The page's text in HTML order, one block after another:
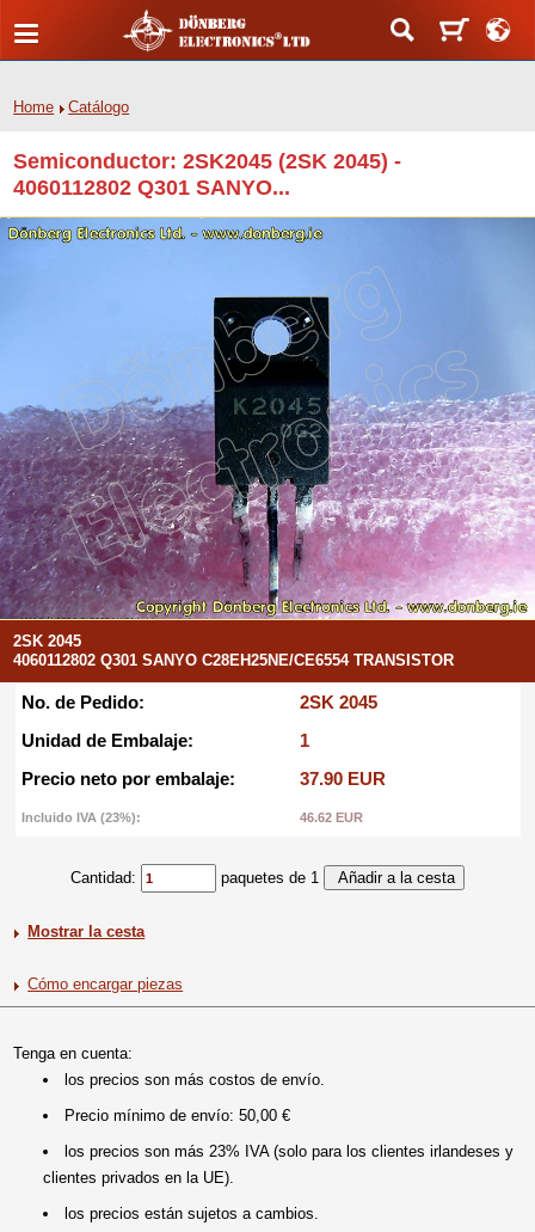
Home Catálogo
Semiconductor: 2SK2045 (2SK 2045) -
4060112802 Q301 SANYO...
2SK 2045
4060112802 Q301 SANYO C28EH25NE/CE6554 TRANSISTOR
No. de Pedido:
2SK 2045
Unidad de Embalaje:
1
Precio neto por embalaje:
37.90 EUR
Incluido IVA (23%): 46.62 EUR
Cantidad: paquetes de 1
Mostrar la cesta
Cómo encargar piezas
Tenga en cuenta:
los precios son más costos de envío.
Precio mínimo de envío: 50,00 €
los precios son más 23% IVA (solo para los clientes irlandeses y
clientes privados en la UE).
los precios están sujetos a cambios.